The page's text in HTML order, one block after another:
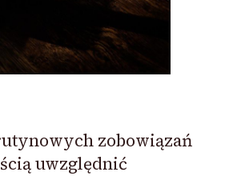
zobowiązań
uwzględnić